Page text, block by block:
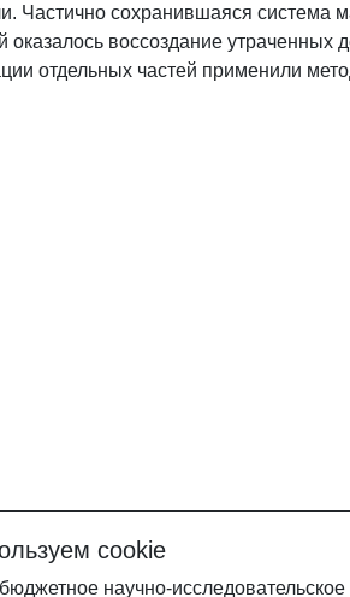
Частично сохранившаяся система
воссоздание утраченных
отдельных частей применили
cookie
научно-